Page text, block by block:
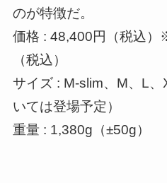
のが特徴だ。
価格 : 48,400円（税込
（税込）
サイズ : M-slim、M、L
いては登場予定）
重量 : 1,380g（±50g）